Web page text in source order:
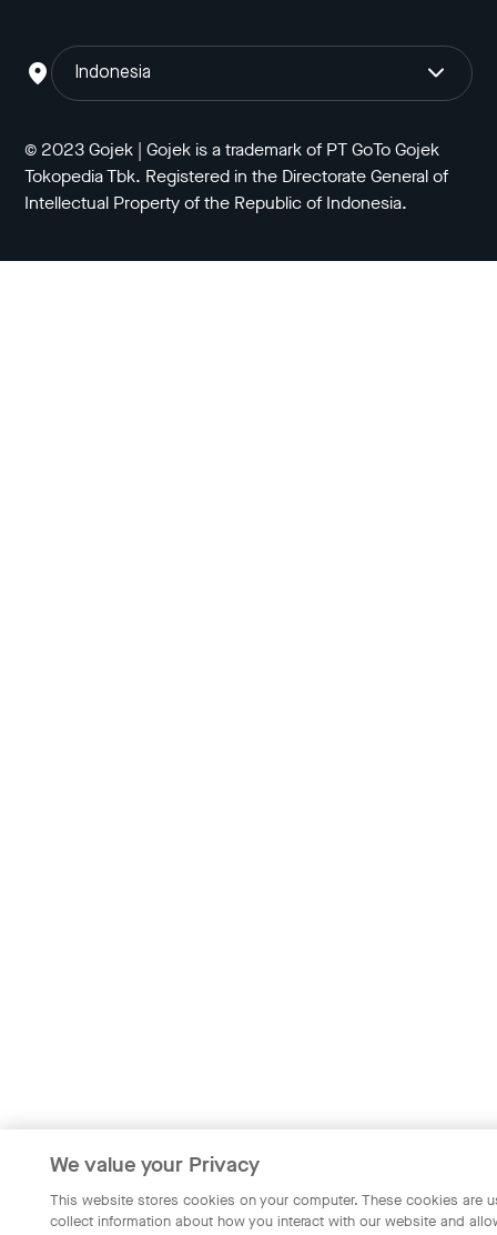
Indonesia
© 2023 Gojek | Gojek is a trademark of PT GoTo Gojek
Tokopedia Tbk. Registered in the Directorate General of
Intellectual Property of the Republic of Indonesia.
We value your Privacy
This website stores cookies on your computer. These cookies are
collect information about how you interact with our website and